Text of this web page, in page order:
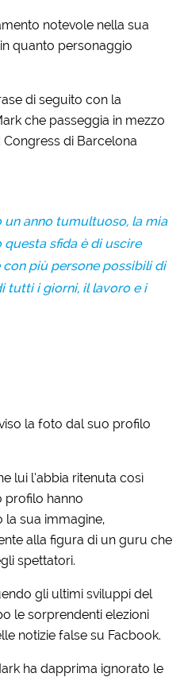
notevole nella sua
quanto personaggio
di seguito con la
che passeggia in mezzo
di Barcelona
un anno tumultuoso, la mia
sfida è di uscire
più persone possibili di
tutti i giorni, il lavoro e i
la foto dal suo profilo
lui l’abbia ritenuta così
profilo hanno
sua immagine,
alla figura di un guru che
spettatori.
gli ultimi sviluppi del
le sorprendenti elezioni
notizie false su Facbook.
ha dapprima ignorato le